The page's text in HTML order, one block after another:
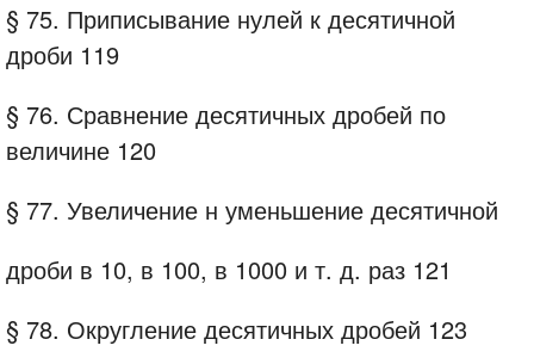
§ 75. Приписывание нулей к десятичной
дроби 119
§ 76. Сравнение десятичных дробей по
величине 120
§ 77. Увеличение н уменьшение десятичной
дроби в 10, в 100, в 1000 и т. д. раз 121
§ 78. Округление десятичных дробей 123